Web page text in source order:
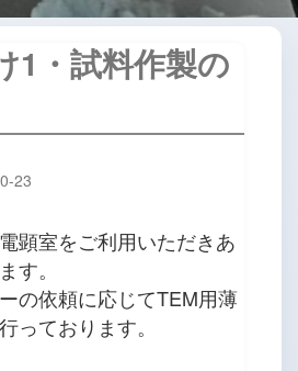
1・試料作製の
23
顕室をご利用いただきあ
す。
の依頼に応じてTEM用薄
っております。